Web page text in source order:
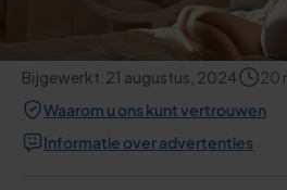
Bijgewerkt:21 augustus, 2024 20
Waarom u ons kunt vertrouwen
Informatie over advertenties